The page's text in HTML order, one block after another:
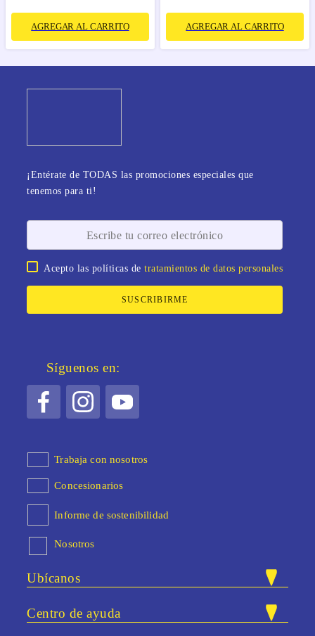
AGREGAR AL CARRITO AGREGAR AL CARRITO
¡Entérate de TODAS las promociones especiales que
tenemos para ti!
Acepto las políticas detratamientos de datos personales
SUSCRIBIRME
Síguenos en:
Trabaja con nosotros
Concesionarios
Informe de sostenibilidad
Nosotros
Ubícanos
Carrera 47 # 83A - 40. Bloque 25 /
Centro de ayuda